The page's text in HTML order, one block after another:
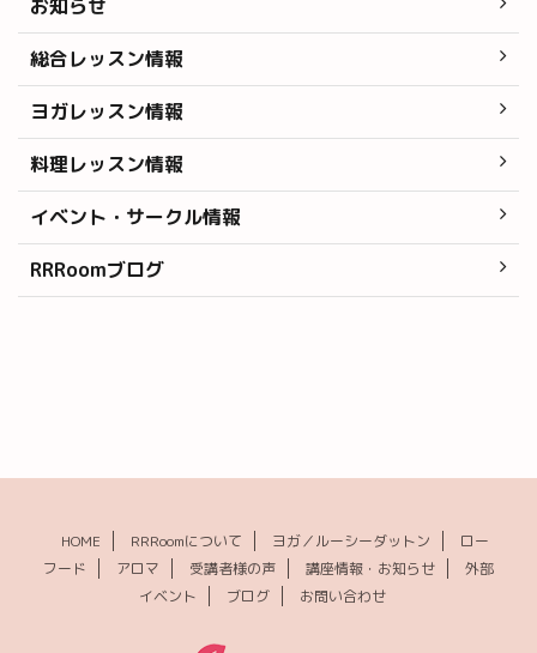
お知らせ
総合レッスン情報
ヨガレッスン情報
料理レッスン情報
イベント・サークル情報
RRRoomブログ
HOME RRRoomについて ヨガ／ルーシーダットン
ロー
フード
アロマ 受講者様の声 講座情報・お知らせ
外部
イベント
ブログ お問い合わせ